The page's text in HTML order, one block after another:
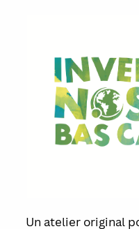
Un atelier original